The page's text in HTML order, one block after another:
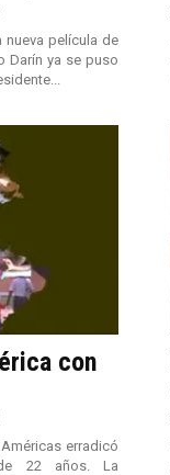
nueva película de
Darín ya se puso
con
erradicó
22 años. La